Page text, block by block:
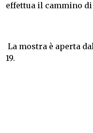
effettua il cammino di
La mostra è aperta
19.